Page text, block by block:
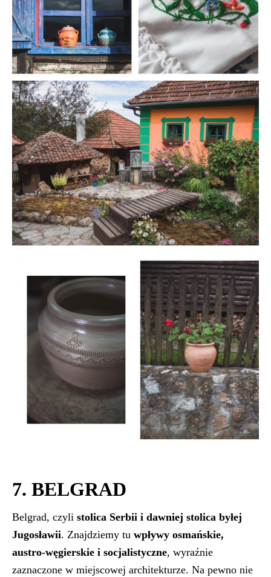
7. BELGRAD
Belgrad, czyli stolica Serbii i dawniej stolica byłej
Jugosławii. Znajdziemy tu wpływy osmańskie,
austro-węgierskie i socjalistyczne, wyraźnie
zaznaczone w miejscowej architekturze. Na pewno nie